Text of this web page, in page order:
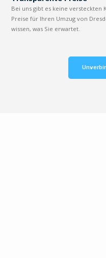
Bei uns gibt es keine versteckten
Preise für Ihren Umzug von
wissen, was Sie erwartet.